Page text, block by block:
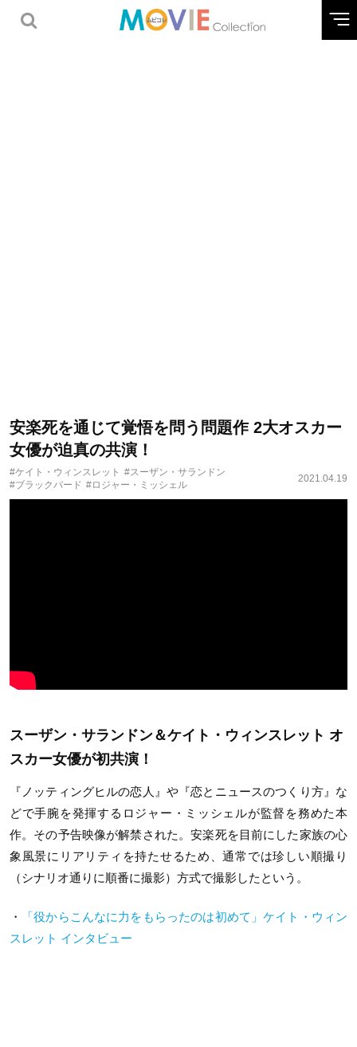
安楽死を通じて覚悟を問う問題作 2大オスカー
女優が迫真の共演！
#ケイト・ウィンスレット #スーザン・サランドン
#ブラックバード #ロジャー・ミッシェル
2021.04.19
スーザン・サランドン＆ケイト・ウィンスレット オ
スカー女優が初共演！
『ノッティングヒルの恋人』や『恋とニュースのつくり方』な
どで手腕を発揮するロジャー・ミッシェルが監督を務めた本
作。 その予告映像が解禁された。安楽死を目前にした家族の心
象風景にリアリティを持たせるため、通常では珍しい順撮り
（シナリオ通りに順番に撮影）方式で撮影したという。
・
「役からこんなに力をもらったのは初めて」ケイト・ウィン
スレット インタビュー